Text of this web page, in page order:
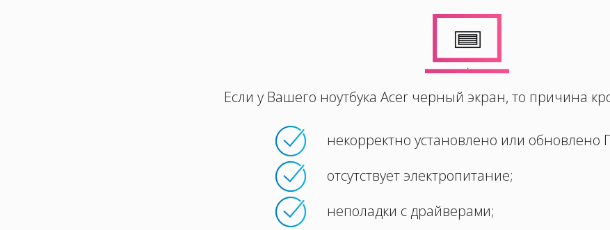
.
Если у Вашего ноутбука Acer черный экран, то причина
некорректно установлено или обновлено
отсутствует электропитание;
неполадки с драйверами;